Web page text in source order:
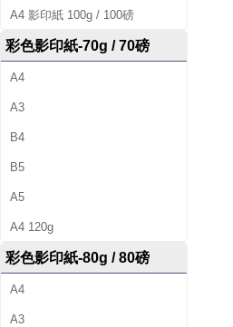
A4 影印紙 100g / 100磅
彩色影印紙-70g / 70磅
A4
A3
B4
B5
A5
A4 120g
彩色影印紙-80g / 80磅
A4
A3